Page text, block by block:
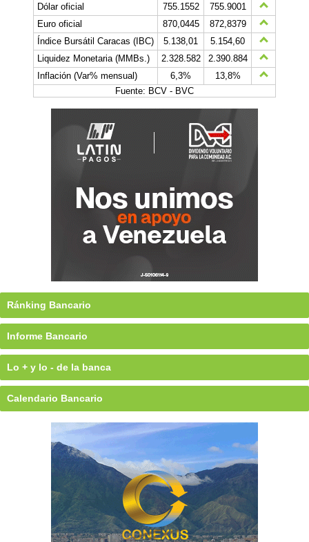
Dólar oficial
755.1552
755.9001
Euro oficial
870,0445
872,8379
Índice Bursátil Caracas (IBC)
5.138,01
5.154,60
Liquidez Monetaria (MMBs.)
2.328.582
2.390.884
Inflación (Var% mensual)
6,3%
13,8%
Fuente: BCV - BVC
Ránking Bancario
Informe Bancario
Lo + y lo - de la banca
Calendario Bancario